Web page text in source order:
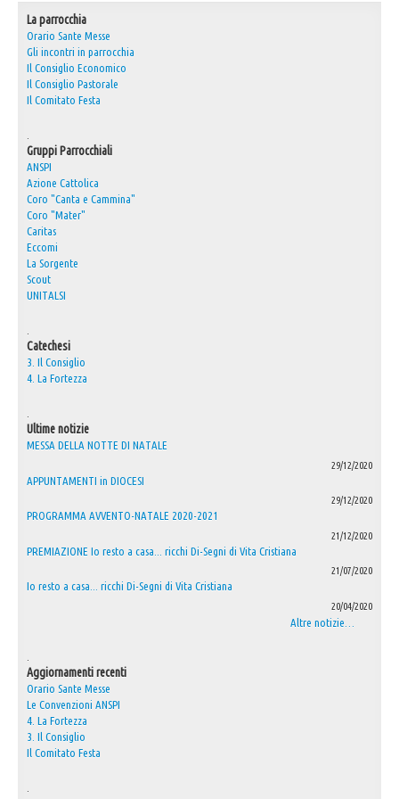
30° Anniversario Ordinazione Sacerdotale Don Nino
Festa Sant'Agostino
RASSEGNA PRESEPI DOMESTICI 2020
Capodanno 31/12/2015
Fatti riconoscere
La parrocchia
Orario Sante Messe
Gli incontri in parrocchia
Il Consiglio Economico
Il Consiglio Pastorale
Il Comitato Festa
Gruppi Parrocchiali
ANSPI
Azione Cattolica
Coro "Canta e Cammina"
Coro "Mater"
Caritas
Eccomi
La Sorgente
Scout
UNITALSI
Catechesi
3. Il Consiglio
4. La Fortezza
Ultime notizie
MESSA DELLA NOTTE DI NATALE
29/12/2020
APPUNTAMENTI in DIOCESI
29/12/2020
PROGRAMMA AVVENTO-NATALE 2020-2021
21/12/2020
PREMIAZIONE Io resto a casa... ricchi Di-Segni di Vita Cristiana
21/07/2020
Io resto a casa... ricchi Di-Segni di Vita Cristiana
20/04/2020
Altre notizie…
Aggiornamenti recenti
Orario Sante Messe
Le Convenzioni ANSPI
4. La Fortezza
3. Il Consiglio
Il Comitato Festa